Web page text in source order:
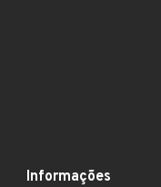
Informações